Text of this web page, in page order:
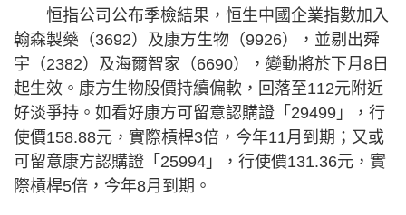
恒指公司公布季檢結果，恒生中國企業指數加入
翰森製藥（3692）及康方生物（9926），並剔出舜
宇（2382）及海爾智家（6690），變動將於下月8日
起生效。康方生物股價持續偏軟，回落至112元附近
好淡爭持。如看好康方可留意認購證「29499」，行
使價158.88元，實際槓桿3倍，今年11月到期；又或
可留意康方認購證「25994」，行使價131.36元，實
際槓桿5倍，今年8月到期。